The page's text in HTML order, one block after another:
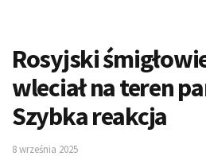
Rosyjski
wleciał na teren
Szybka reakcja
8 września 2025